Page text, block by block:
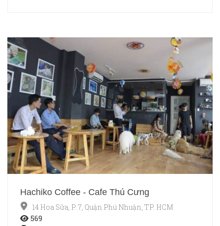
Hachiko Coffee - Cafe Thú Cưng
14 Hoa Sữa, P. 7, Quận Phú Nhuận, TP. HCM
569